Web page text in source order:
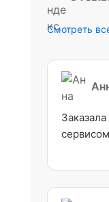
Смотреть